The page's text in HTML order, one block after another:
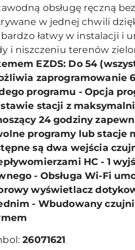
obsługę ręczną
w jednej chwili
łatwy w instalacji i
i niszczeniu terenów
EZDS: Do 54
zaprogramowanie
programu - Opcja
stacji z
24 godziny
programy lub stacje
są dwa wejścia
HC - 1
- Obsługa Wi-Fi
wyświetlacz
- Wbudowany
26071621